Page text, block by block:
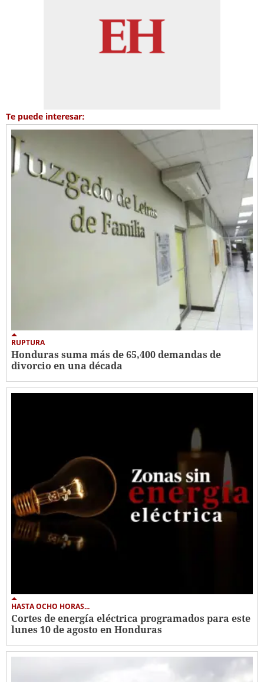
Te puede interesar:
RUPTURA
Honduras suma más de 65,400 demandas de
divorcio en una década
HASTA OCHO HORAS...
Cortes de energía eléctrica programados para este
lunes 10 de agosto en Honduras